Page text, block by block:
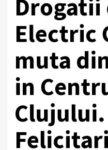
Drogatii
Electric
muta
in
Clujului.